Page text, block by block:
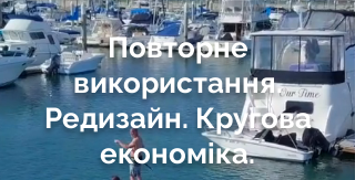
Повторне
використання.
Редизайн. Кругова
економіка.